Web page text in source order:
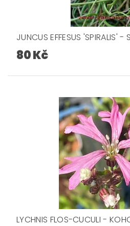
JUNCUS EFFESUS 'SPIRALIS' -
80 Kč
LYCHNIS FLOS-CUCULI -